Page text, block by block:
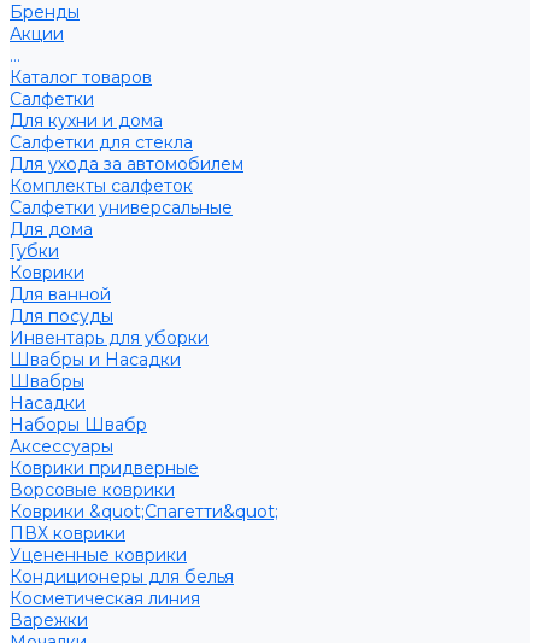
Бренды
Акции
...
Каталог товаров
Салфетки
Для кухни и дома
Салфетки для стекла
Для ухода за автомобилем
Комплекты салфеток
Салфетки универсальные
Для дома
Губки
Коврики
Для ванной
Для посуды
Инвентарь для уборки
Швабры и Насадки
Швабры
Насадки
Наборы Швабр
Аксессуары
Коврики придверные
Ворсовые коврики
Коврики &quot;Спагетти&quot;
ПВХ коврики
Уцененные коврики
Кондиционеры для белья
Косметическая линия
Варежки